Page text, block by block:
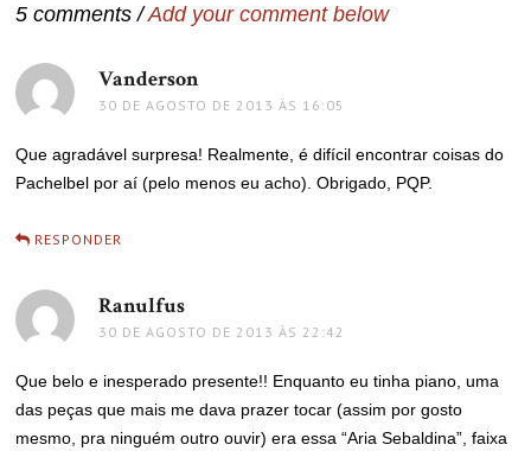
5 comments /Add your comment below
Vanderson
30 DE AGOSTO DE 2013 ÀS 16:05
Que agradável surpresa! Realmente, é difícil encontrar coisas do
Pachelbel por aí (pelo menos eu acho). Obrigado, PQP.
RESPONDER
Ranulfus
30 DE AGOSTO DE 2013 ÀS 22:42
Que belo e inesperado presente!! Enquanto eu tinha piano, uma
das peças que mais me dava prazer tocar (assim por gosto
mesmo, pra ninguém outro ouvir) era essa “Aria Sebaldina”, faixa